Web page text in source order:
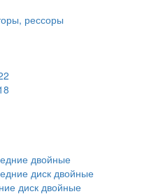
рессоры
двойные
диск двойные
диск двойные